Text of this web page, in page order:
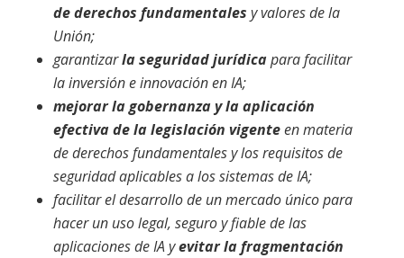
de derechos fundamentales y valores de la
Unión;
garantizarla seguridad jurídicapara facilitar
la inversión e innovación en IA;
mejorar la gobernanza y la aplicación
efectiva de la legislación vigenteen materia
de derechos fundamentales y los requisitos de
seguridad aplicables a los sistemas de IA;
facilitar el desarrollo de un mercado único para
hacer un uso legal, seguro y fiable de las
aplicaciones de IA yevitar la fragmentación